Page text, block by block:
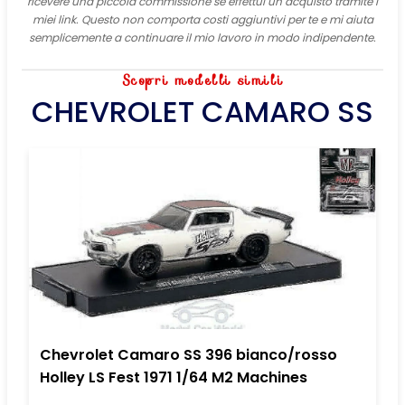
miei link. Questo non comporta costi aggiuntivi per te e mi aiuta
semplicemente a continuare il mio lavoro in modo indipendente.
Scopri modelli simili
CHEVROLET CAMARO SS
Chevrolet Camaro SS 396 bianco/rosso
Holley LS Fest 1971 1/64 M2 Machines